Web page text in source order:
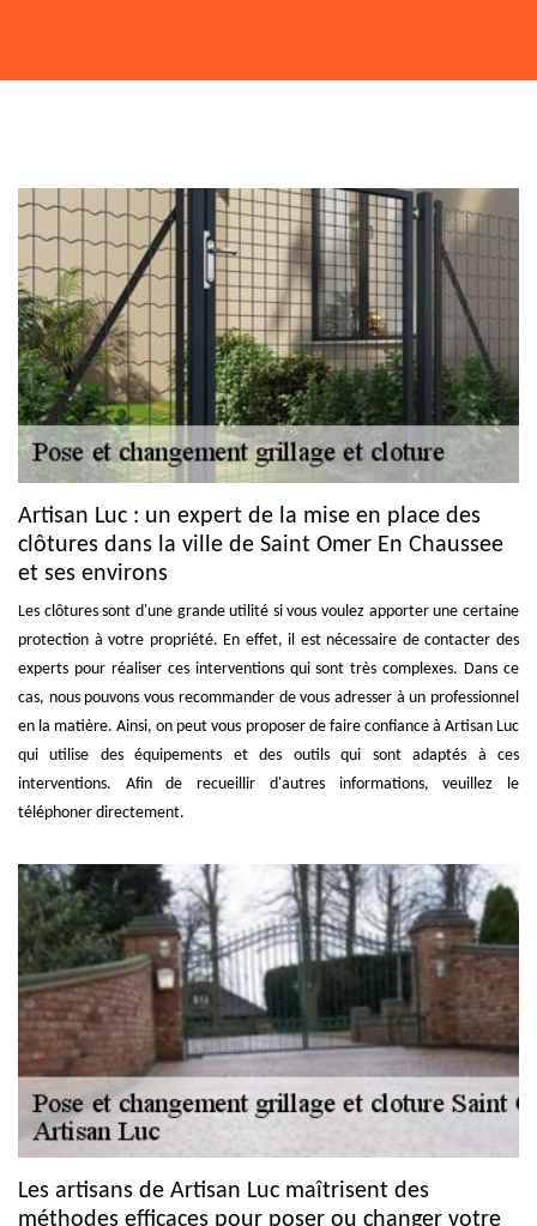
Artisan Luc : un expert de la mise en place des
clôtures dans la ville de Saint Omer En Chaussee
et ses environs
Les clôtures sont d'une grande utilité si vous voulez apporter une certaine
protection à votre propriété. En effet, il est nécessaire de contacter des
experts pour réaliser ces interventions qui sont très complexes. Dans ce
cas, nous pouvons vous recommander de vous adresser à un professionnel
en la matière. Ainsi, on peut vous proposer de faire confiance à Artisan Luc
qui utilise des équipements et des outils qui sont adaptés à ces
interventions. Afin de recueillir d'autres informations, veuillez le
téléphoner directement.
Les artisans de Artisan Luc maîtrisent des
méthodes efficaces pour poser ou changer votre